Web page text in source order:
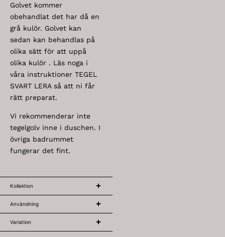
Golvet kommer
obehandlat det har då en
grå kulör. Golvet kan
sedan kan behandlas på
olika sätt för att uppå
olika kulör . Läs noga i
våra instruktioner TEGEL
SVART LERA så att ni får
rätt preparat.
Vi rekommenderar inte
tegelgolv inne i duschen. I
övriga badrummet
fungerar det fint.
Kollektion
Användning
Variation